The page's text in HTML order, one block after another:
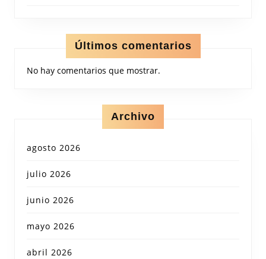
Últimos comentarios
No hay comentarios que mostrar.
Archivo
agosto 2026
julio 2026
junio 2026
mayo 2026
abril 2026